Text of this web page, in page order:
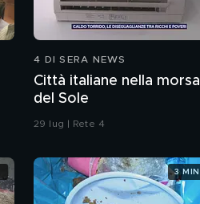
4 DI SERA NEWS
Città italiane nella morsa
del Sole
29 lug | Rete 4
3 MIN